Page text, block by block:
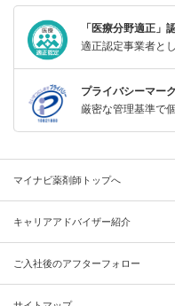
「医療分野適正」
適正認定事業者と
プライバシーマー
厳密な管理基準で
マイナビ薬剤師トップへ
キャリアアドバイザー紹介
ご入社後のアフターフォロー